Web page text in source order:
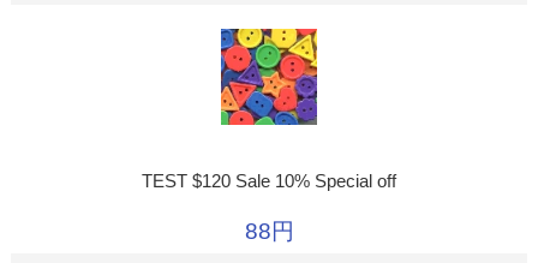
TEST $120 Sale 10% Special off
88円